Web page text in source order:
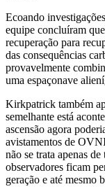
Ecoando
equipe concluíram
recuperação para
das consequências
provavelmente
uma espaçonave
Kirkpatrick também
semelhante está
ascensão agora
avistamentos de
não se trata apenas
observadores ficam
geração e até mesmo